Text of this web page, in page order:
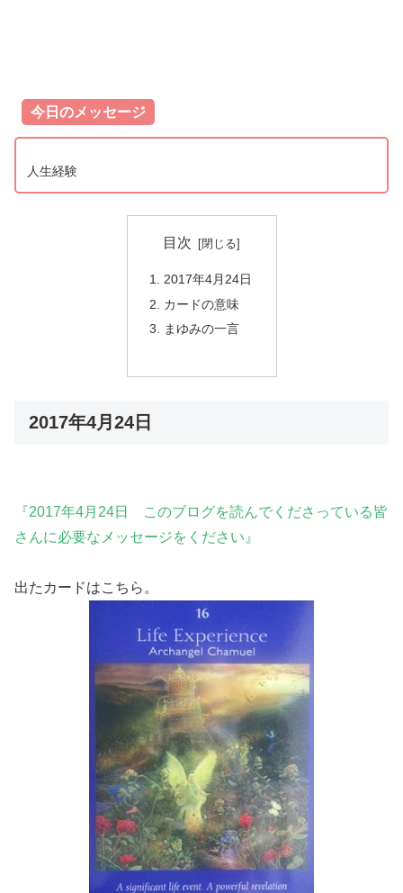
今日のメッセージ
人生経験
目次
2017年4月24日
カードの意味
まゆみの一言
2017年4月24日
『2017年4月24日 このブログを読んでくださっている皆
さんに必要なメッセージをください』
出たカードはこちら。